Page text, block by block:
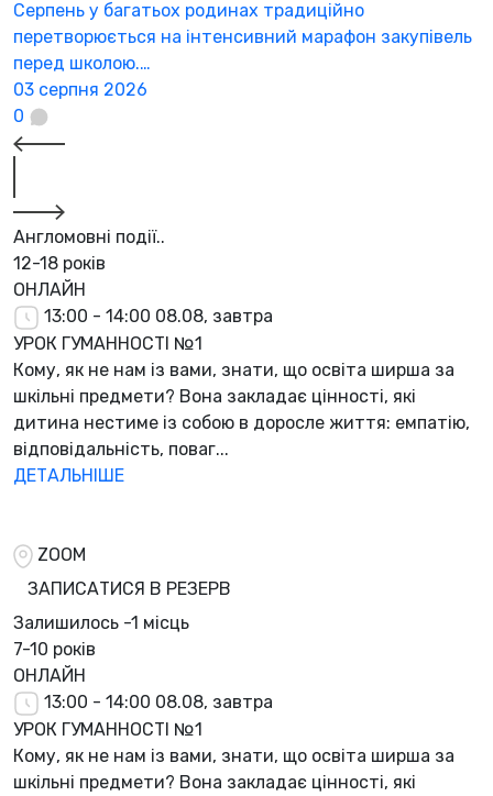
Серпень у багатьох родинах традиційно
перетворюється на інтенсивний марафон закупівель
перед школою.…
03 серпня 2026
0
Англомовні події..
12-18 років
ОНЛАЙН
13:00 - 14:00 08.08, завтра
УРОК ГУМАННОСТІ №1
Кому, як не нам із вами, знати, що освіта ширша за
шкільні предмети? Вона закладає цінності, які
дитина нестиме із собою в доросле життя: емпатію,
відповідальність, поваг...
ДЕТАЛЬНІШЕ
ZOOM
ЗАПИСАТИСЯ В РЕЗЕРВ
Залишилось -1 місць
7-10 років
ОНЛАЙН
13:00 - 14:00 08.08, завтра
УРОК ГУМАННОСТІ №1
Кому, як не нам із вами, знати, що освіта ширша за
шкільні предмети? Вона закладає цінності, які